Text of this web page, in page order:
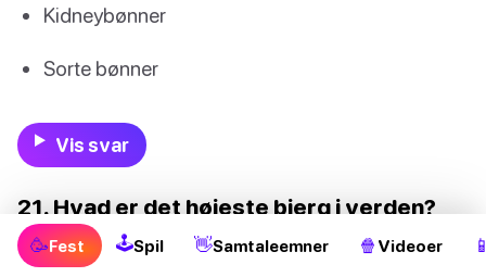
Kidneybønner
Sorte bønner
Vis svar
21. Hvad er det højeste bjerg i verden?
K2
🥳Fest 🕹Spil 👋Samtaleemner 🍿 Videoer